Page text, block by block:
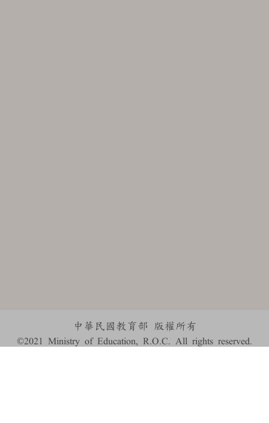
中華民國教育部 版權所有
©2021 Ministry of Education, R.O.C. All rights reserved.